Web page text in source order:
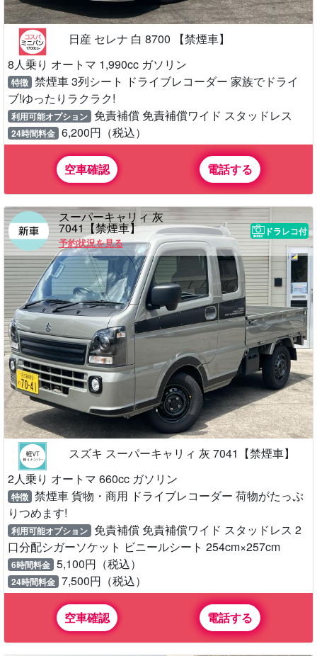
日産 セレナ 白 8700 【禁煙車】
8人乗り オートマ 1,990cc ガソリン
特徴 禁煙車 3列シート ドライブレコーダー 家族でドライ
ブ!ゆったりラクラク!
利用可能オプション 免責補償 免責補償ワイド スタッドレス
24時間料金 6,200円（税込）
空車確認 電話する
スーパーキャリィ 灰
7041【禁煙車】
予約状況を見る
ドラレコ付
スズキ スーパーキャリィ 灰 7041【禁煙車】
2人乗り オートマ 660cc ガソリン
特徴 禁煙車 貨物・商用 ドライブレコーダー 荷物がたっぷ
りつめます!
利用可能オプション 免責補償 免責補償ワイド スタッドレス 2
口分配シガーソケット ビニールシート 254cm×257cm
6時間料金 5,100円（税込）
24時間料金 7,500円（税込）
空車確認 電話する